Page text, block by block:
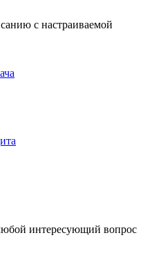
с настраиваемой
интересующий вопрос